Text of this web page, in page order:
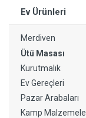
Ev Ürünleri
Merdiven
Ütü Masası
Kurutmalık
Ev Gereçleri
Pazar Arabaları
Kamp